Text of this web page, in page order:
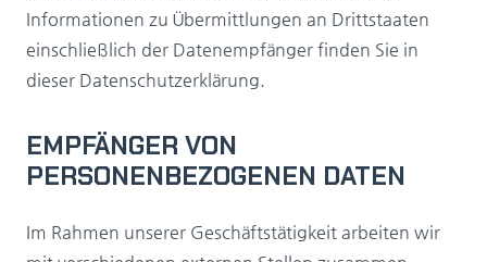
Informationen zu Übermittlungen an Drittstaaten
einschließlich der Datenempfänger finden Sie in
dieser Datenschutzerklärung.
EMPFÄNGER VON
PERSONENBEZOGENEN DATEN
Im Rahmen unserer Geschäftstätigkeit arbeiten wir